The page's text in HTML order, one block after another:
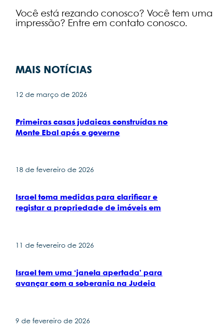
Você está rezando conosco? Você tem uma
impressão? Entre em contato conosco.
MAIS NOTÍCIAS
12 de março de 2026
Primeiras casas judaicas construídas no
Monte Ebal após o governo
18 de fevereiro de 2026
Israel toma medidas para clarificar e
registar a propriedade de imóveis em
11 de fevereiro de 2026
Israel tem uma ‘janela apertada’ para
avançar com a soberania na Judeia
9 de fevereiro de 2026